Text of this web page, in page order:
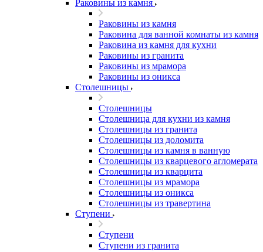
Раковины из камня
Раковины из камня
Раковина для ванной комнаты из камня
Раковина из камня для кухни
Раковины из гранита
Раковины из мрамора
Раковины из оникса
Столешницы
Столешницы
Столешница для кухни из камня
Столешницы из гранита
Столешницы из доломита
Столешницы из камня в ванную
Столешницы из кварцевого агломерата
Столешницы из кварцита
Столешницы из мрамора
Столешницы из оникса
Столешницы из травертина
Ступени
Ступени
Ступени из гранита